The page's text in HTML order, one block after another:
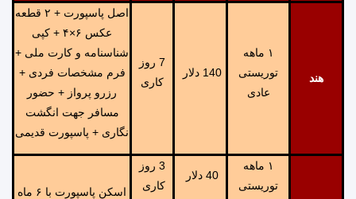
هند
١ ماهه
توریستی
عادی
140 دلار
7 روز
کاری
اصل پاسپورت + ۲ قطعه
عکس ۶×۴ + کپی
شناسنامه و کارت ملی +
فرم مشخصات فردی +
رزرو پرواز + حضور
مسافر جهت انگشت
نگاری + پاسپورت قدیمی
١ ماهه
توریستی
40 دلار
3 روز
کاری
اسکن پاسپورت با ۶ ماه